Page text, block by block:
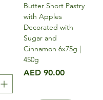
Butter Short Pastry
with Apples
Decorated with
Sugar and
Cinnamon 6x75g |
450g
मूल्य
AED 90.00